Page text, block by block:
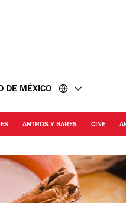
DE MÉXICO
ANTROS Y BARES CINE